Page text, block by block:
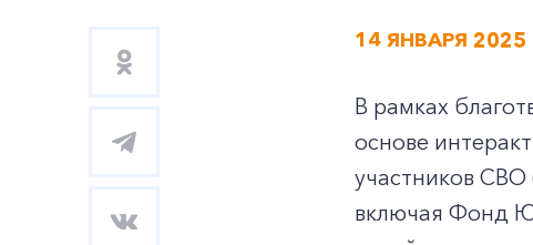
14 ЯНВАРЯ 2025
В рамках
основе
участников СВО
включая Фонд